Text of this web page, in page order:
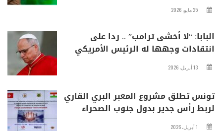
25 مايو، 2026
البابا: “لا أخشى ترامب” .. ردا على
انتقادات وجهها له الرئيس الأمريكي
13 أبريل، 2026
تونس تطلق مشروع المعبر البري القاري
لربط رأس جدير بدول جنوب الصحراء
1 أبريل، 2026